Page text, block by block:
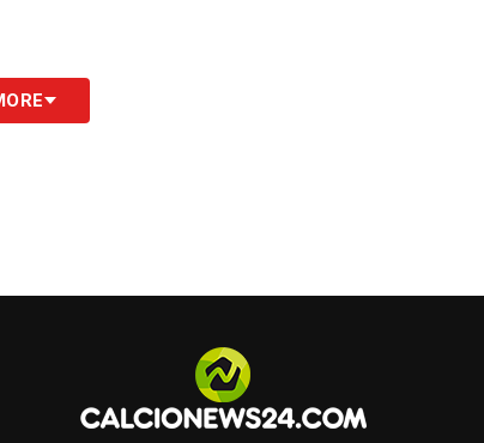
con la squadra, io non ho bisogno di
turno ma sembra che non abbiamo fatto